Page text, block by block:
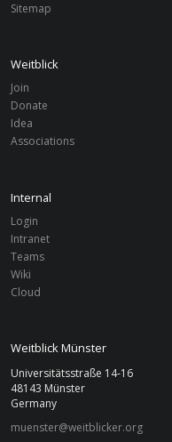
Sitemap
Weitblick
Join
Donate
Idea
Associations
Internal
Login
Intranet
Teams
Wiki
Cloud
Weitblick Münster
Universitätsstraße 14-16
48143 Münster
Germany
muenster@weitblicker.org